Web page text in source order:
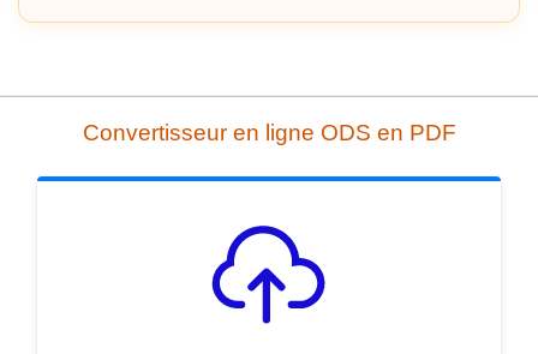
Convertisseur en ligne ODS en PDF